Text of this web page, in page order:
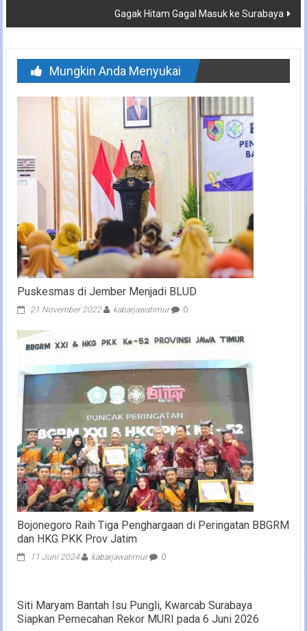
Gagak Hitam Gagal Masuk ke Surabaya
Mungkin Anda Menyukai
Puskesmas di Jember Menjadi BLUD
21 November 2022 kabarjawatimur 0
Bojonegoro Raih Tiga Penghargaan di Peringatan BBGRM
dan HKG PKK Prov Jatim
11 Juni 2024 kabarjawatimur 0
Siti Maryam Bantah Isu Pungli, Kwarcab Surabaya
Siapkan Pemecahan Rekor MURI pada 6 Juni 2026